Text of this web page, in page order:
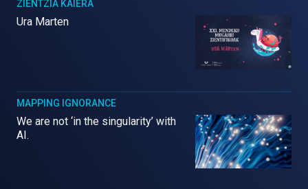
ZIENTZIA KAIERA
Ura Marten
MAPPING IGNORANCE
We are not ‘in the singularity’ with
AI.